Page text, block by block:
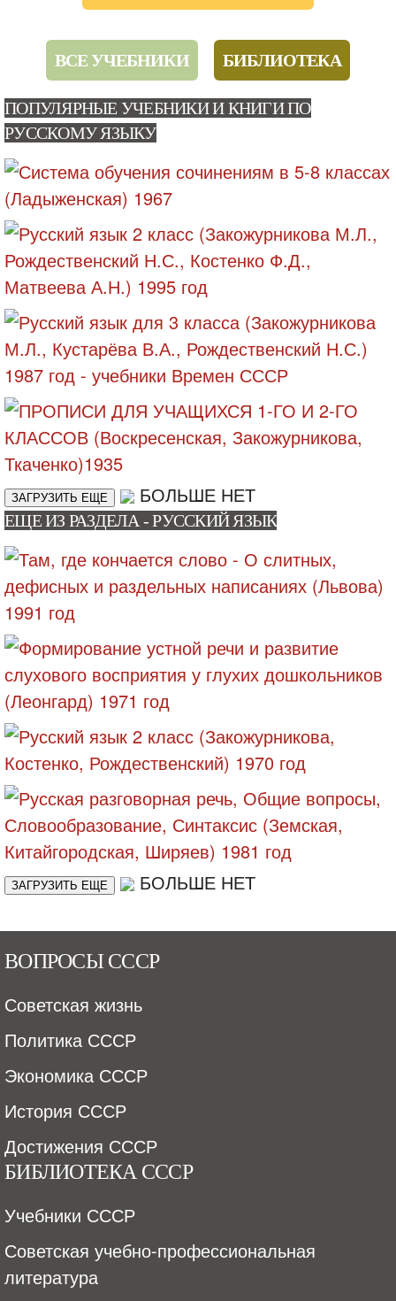
ВСЕ УЧЕБНИКИ БИБЛИОТЕКА
ПОПУЛЯРНЫЕ УЧЕБНИКИ И КНИГИ ПО
РУССКОМУ ЯЗЫКУ
ЗАГРУЗИТЬ ЕЩЕ БОЛЬШЕ НЕТ
ЕЩЕ ИЗ РАЗДЕЛА - РУССКИЙ ЯЗЫК
ЗАГРУЗИТЬ ЕЩЕ БОЛЬШЕ НЕТ
ВОПРОСЫ СССР
Советская жизнь
Политика СССР
Экономика СССР
История СССР
Достижения СССР
БИБЛИОТЕКА СССР
Учебники СССР
Советская учебно-профессиональная
литература